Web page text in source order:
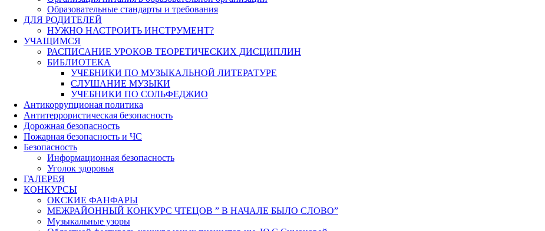
Образовательные стандарты и требования
ДЛЯ РОДИТЕЛЕЙ
НУЖНО НАСТРОИТЬ ИНСТРУМЕНТ?
УЧАЩИМСЯ
РАСПИСАНИЕ УРОКОВ ТЕОРЕТИЧЕСКИХ ДИСЦИПЛИН
БИБЛИОТЕКА
УЧЕБНИКИ ПО МУЗЫКАЛЬНОЙ ЛИТЕРАТУРЕ
СЛУШАНИЕ МУЗЫКИ
УЧЕБНИКИ ПО СОЛЬФЕДЖИО
Антикоррупционая политика
Антитеррористическая безопасность
Дорожная безопасность
Пожарная безопасность и ЧС
Безопасность
Информационная безопасность
Уголок здоровья
ГАЛЕРЕЯ
КОНКУРСЫ
ОКСКИЕ ФАНФАРЫ
МЕЖРАЙОННЫЙ КОНКУРС ЧТЕЦОВ ” В НАЧАЛЕ БЫЛО СЛОВО”
Музыкальные узоры